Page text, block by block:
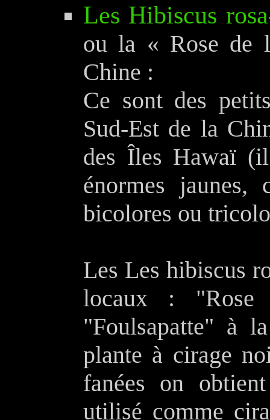
Les Hibiscus
ou la « Rose de
Chine :
Ce sont des
Sud-Est de la
des Îles Hawaï
énormes jaunes,
bicolores ou
Les Les hibiscus
locaux : "Rose
"Foulsapatte" à
plante à cirage
fanées on
utilisé comme